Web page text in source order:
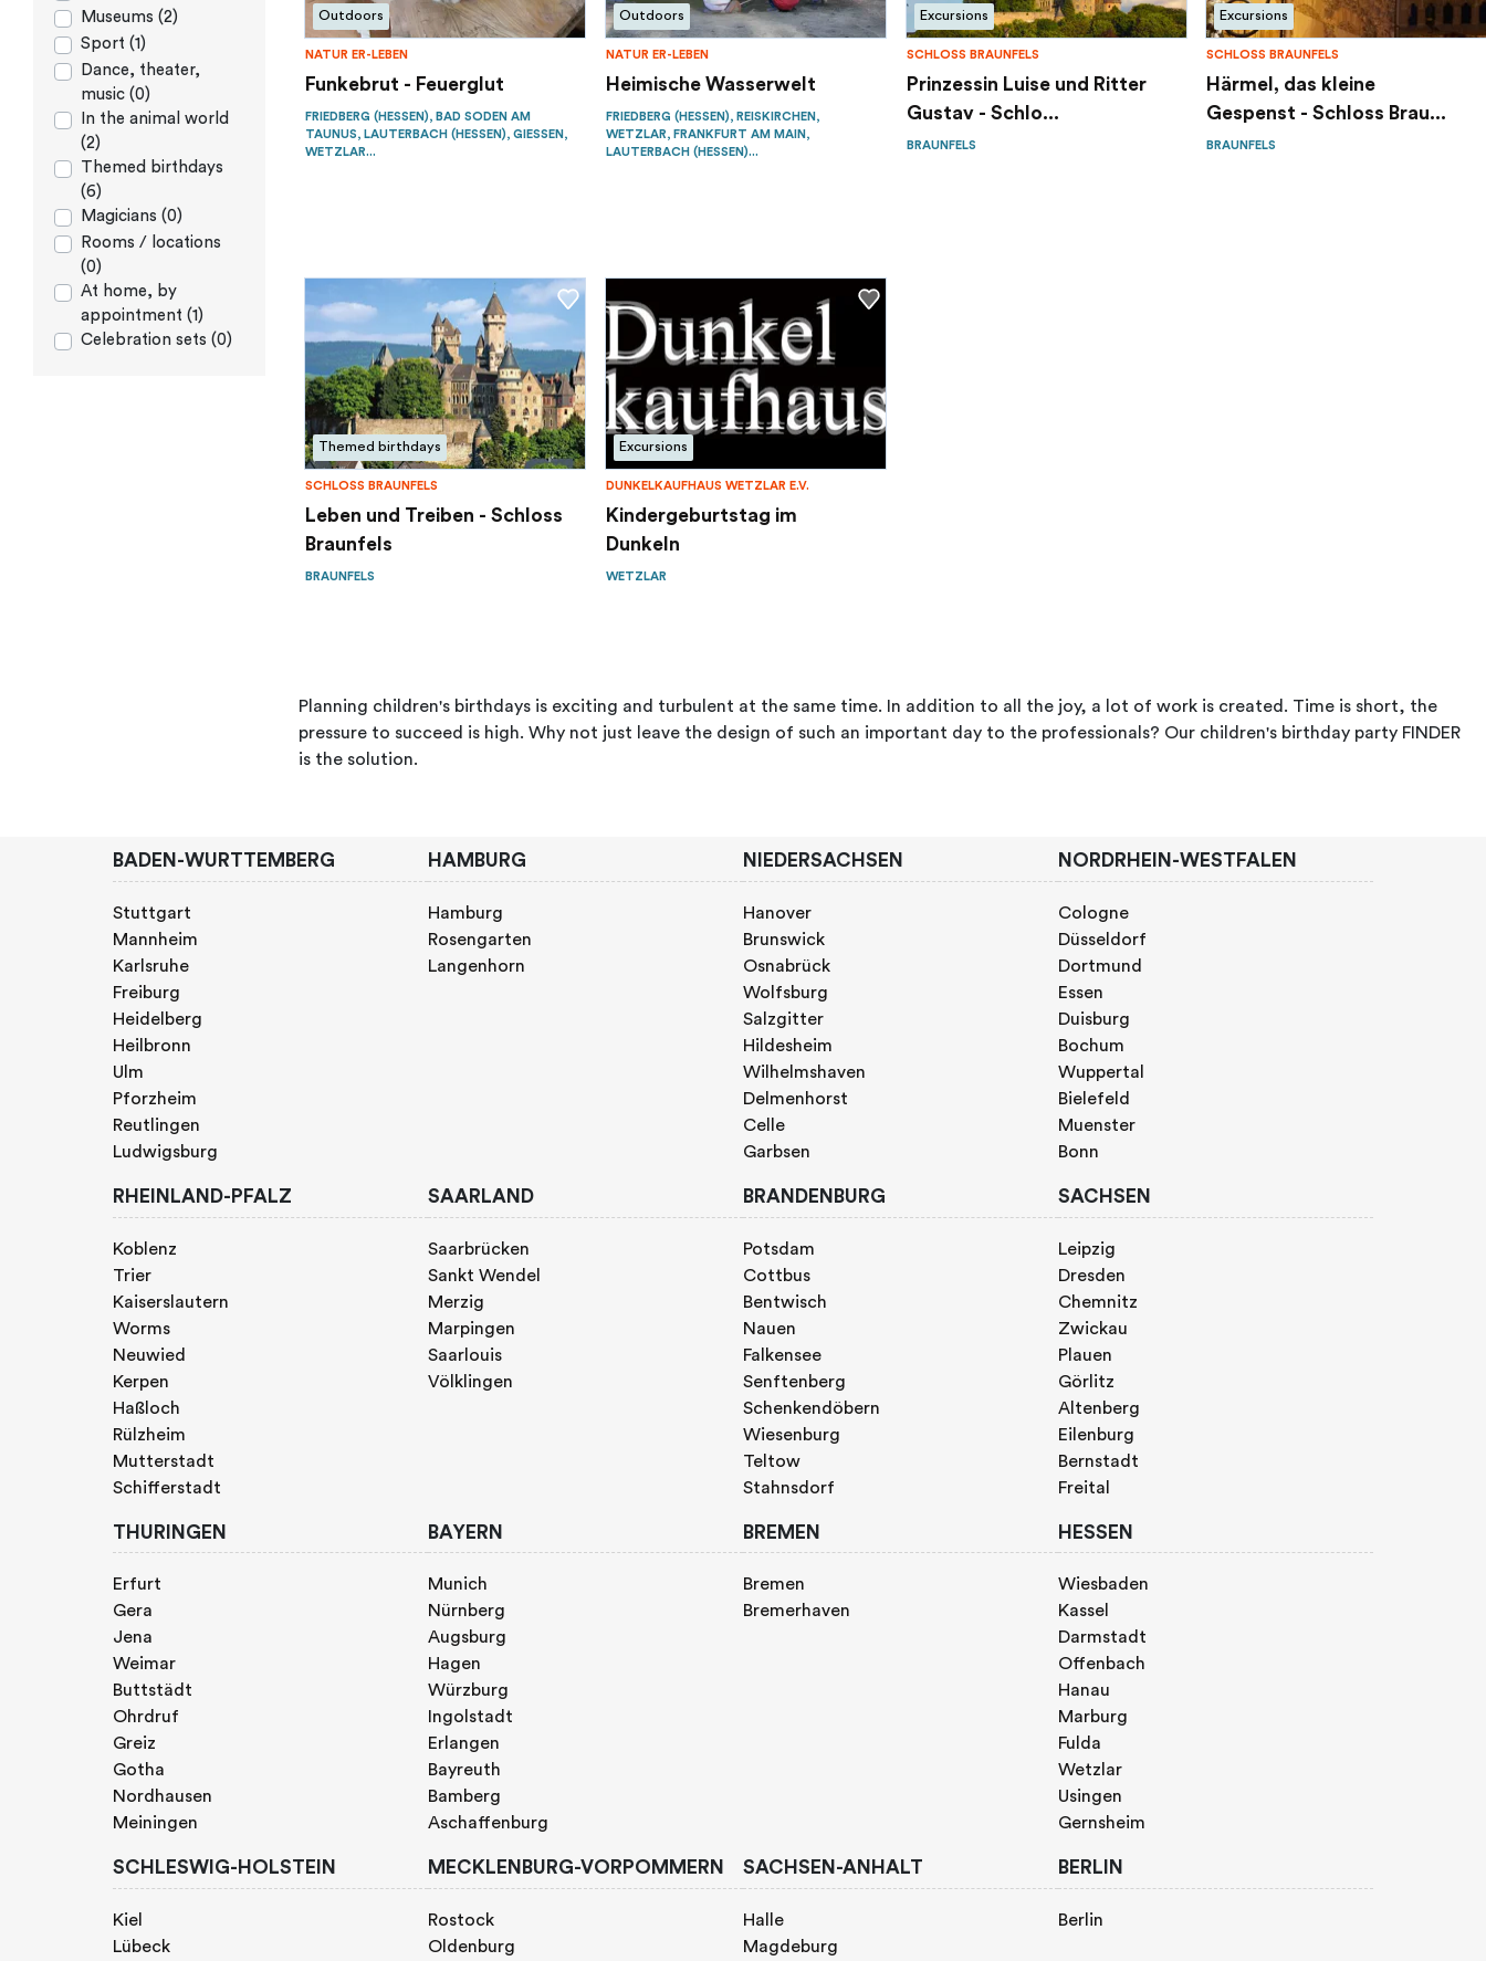
Museums (2)
Sport (1)
Dance, theater,
music (0)
In the animal world
(2)
Themed birthdays
(6)
Magicians (0)
Rooms / locations
(0)
At home, by
appointment (1)
Celebration sets (0)
Outdoors
NATUR ER-LEBEN
Funkebrut - Feuerglut
FRIEDBERG (HESSEN), BAD SODEN AM
TAUNUS, LAUTERBACH (HESSEN), GIESSEN, W
ETZLAR...
Outdoors
NATUR ER-LEBEN
Heimische Wasserwelt
FRIEDBERG (HESSEN), REISKIRCHEN,
WETZLAR, FRANKFURT AM MAIN,
LAUTERBACH (HESSEN)...
Excursions
SCHLOSS BRAUNFELS
Prinzessin Luise und Ritter
Gustav - Schlo...
BRAUNFELS
Excursions
SCHLOSS BRAUNFELS
Härmel, das kleine
Gespenst - Schloss Brau...
BRAUNFELS
Themed birthdays
SCHLOSS BRAUNFELS
Leben und Treiben - Schloss
Braunfels
BRAUNFELS
Excursions
DUNKELKAUFHAUS WETZLAR E.V.
Kindergeburtstag im
Dunkeln
WETZLAR
Planning children's birthdays is exciting and turbulent at the same time. In addition to all the joy, a lot of work is created. Time is short, the
pressure to succeed is high. Why not just leave the design of such an important day to the professionals? Our children's birthday party FINDER
is the solution.
BADEN-WURTTEMBERG
Stuttgart
Mannheim
Karlsruhe
Freiburg
Heidelberg
Heilbronn
Ulm
Pforzheim
Reutlingen
Ludwigsburg
HAMBURG
Hamburg
Rosengarten
Langenhorn
NIEDERSACHSEN
Hanover
Brunswick
Osnabrück
Wolfsburg
Salzgitter
Hildesheim
Wilhelmshaven
Delmenhorst
Celle
Garbsen
NORDRHEIN-WESTFALEN
Cologne
Düsseldorf
Dortmund
Essen
Duisburg
Bochum
Wuppertal
Bielefeld
Muenster
Bonn
RHEINLAND-PFALZ
Koblenz
Trier
Kaiserslautern
Worms
Neuwied
Kerpen
Haßloch
Rülzheim
Mutterstadt
Schifferstadt
SAARLAND
Saarbrücken
Sankt Wendel
Merzig
Marpingen
Saarlouis
Völklingen
BRANDENBURG
Potsdam
Cottbus
Bentwisch
Nauen
Falkensee
Senftenberg
Schenkendöbern
Wiesenburg
Teltow
Stahnsdorf
SACHSEN
Leipzig
Dresden
Chemnitz
Zwickau
Plauen
Görlitz
Altenberg
Eilenburg
Bernstadt
Freital
THURINGEN
Erfurt
Gera
Jena
Weimar
Buttstädt
Ohrdruf
Greiz
Gotha
Nordhausen
Meiningen
BAYERN
Munich
Nürnberg
Augsburg
Hagen
Würzburg
Ingolstadt
Erlangen
Bayreuth
Bamberg
Aschaffenburg
BREMEN
Bremen
Bremerhaven
HESSEN
Wiesbaden
Kassel
Darmstadt
Offenbach
Hanau
Marburg
Fulda
Wetzlar
Usingen
Gernsheim
SCHLESWIG-HOLSTEIN
Kiel
Lübeck
MECKLENBURG-VORPOMMERN
Rostock
Oldenburg
SACHSEN-ANHALT
Halle
Magdeburg
BERLIN
Berlin